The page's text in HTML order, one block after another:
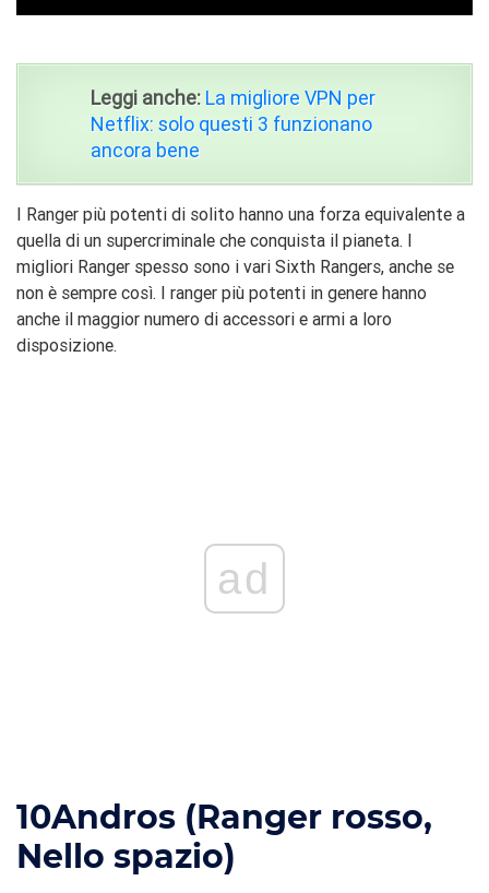
Leggi anche: La migliore VPN per
Netflix: solo questi 3 funzionano
ancora bene
I Ranger più potenti di solito hanno una forza equivalente a
quella di un supercriminale che conquista il pianeta. I
migliori Ranger spesso sono i vari Sixth Rangers, anche se
non è sempre così. I ranger più potenti in genere hanno
anche il maggior numero di accessori e armi a loro
disposizione.
ad
10Andros (Ranger rosso,
Nello spazio)